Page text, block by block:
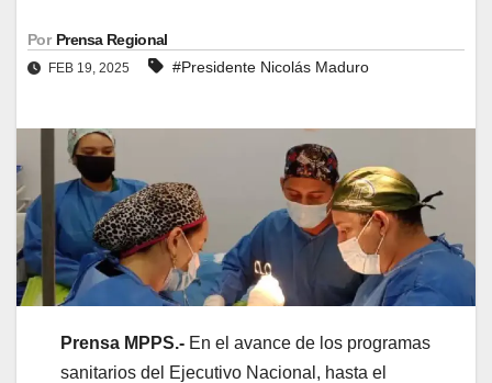
Por Prensa Regional
FEB 19, 2025 #Presidente Nicolás Maduro
Prensa MPPS.- En el avance de los programas
sanitarios del Ejecutivo Nacional, hasta el